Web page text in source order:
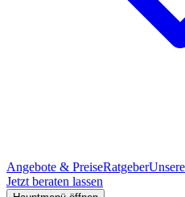
Angebote & PreiseRatgeber
Jetzt beraten lassen